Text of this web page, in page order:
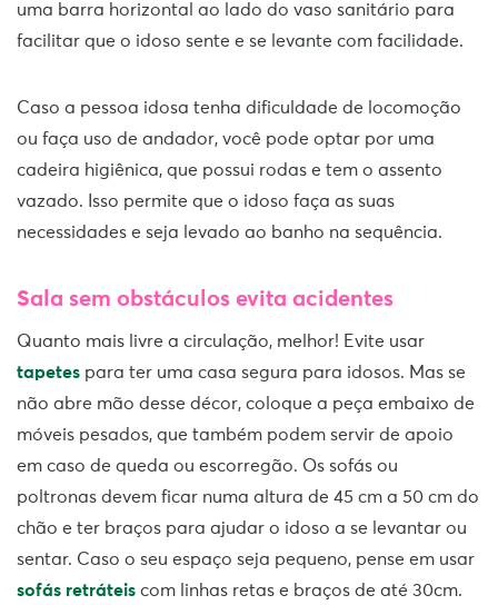
uma barra horizontal ao lado do vaso sanitário para
facilitar que o idoso sente e se levante com facilidade.
Caso a pessoa idosa tenha dificuldade de locomoção
ou faça uso de andador, você pode optar por uma
cadeira higiênica, que possui rodas e tem o assento
vazado. Isso permite que o idoso faça as suas
necessidades e seja levado ao banho na sequência.
Sala sem obstáculos evita acidentes
Quanto mais livre a circulação, melhor! Evite usar
tapetes para ter uma casa segura para idosos. Mas se
não abre mão desse décor, coloque a peça embaixo de
móveis pesados, que também podem servir de apoio
em caso de queda ou escorregão. Os sofás ou
poltronas devem ficar numa altura de 45 cm a 50 cm do
chão e ter braços para ajudar o idoso a se levantar ou
sentar. Caso o seu espaço seja pequeno, pense em usar
sofás retráteis com linhas retas e braços de até 30cm.